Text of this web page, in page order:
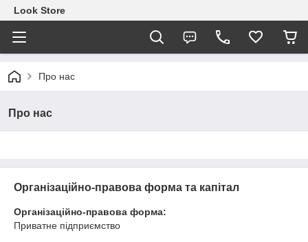
Look Store
Про нас
Про нас
Організаційно-правова форма та капітал
Організаційно-правова форма:
Приватне підприємство